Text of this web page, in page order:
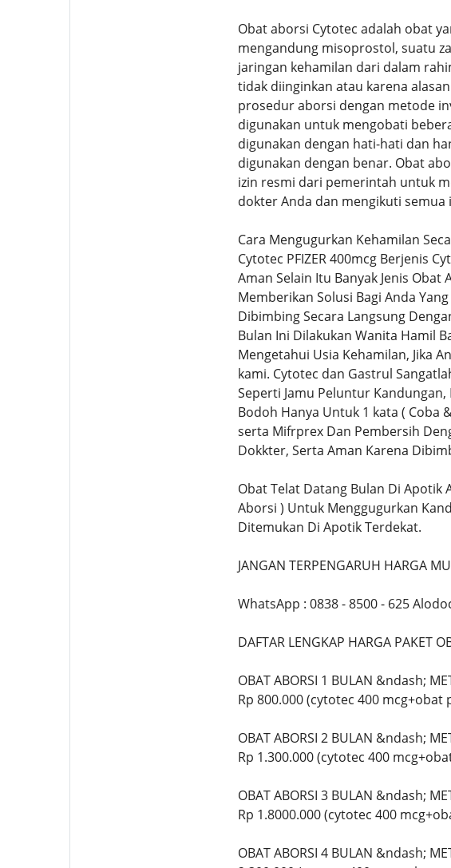
Obat aborsi Cytotec adalah obat
mengandung misoprostol, suatu
jaringan kehamilan dari dalam
tidak diinginkan atau karena
prosedur aborsi dengan metode
digunakan untuk mengobati
digunakan dengan hati-hati dan
digunakan dengan benar. Obat
izin resmi dari pemerintah untuk
dokter Anda dan mengikuti
Cara Mengugurkan Kehamilan
Cytotec PFIZER 400mcg Berjenis
Aman Selain Itu Banyak Jenis
Memberikan Solusi Bagi Anda
Dibimbing Secara Langsung
Bulan Ini Dilakukan Wanita Hamil
Mengetahui Usia Kehamilan, Jika
kami. Cytotec dan Gastrul
Seperti Jamu Peluntur
Bodoh Hanya Untuk 1 kata ( Coba
serta Mifrprex Dan Pembersih
Dokkter, Serta Aman Karena
Obat Telat Datang Bulan Di Apotik
Aborsi ) Untuk Menggugurkan
Ditemukan Di Apotik Terdekat.
JANGAN TERPENGARUH HARGA
WhatsApp : 0838 - 8500 - 625
DAFTAR LENGKAP HARGA PAKET
OBAT ABORSI 1 BULAN &ndash;
Rp 800.000 (cytotec 400
OBAT ABORSI 2 BULAN &ndash;
Rp 1.300.000 (cytotec 400
OBAT ABORSI 3 BULAN &ndash;
Rp 1.8000.000 (cytotec 400
OBAT ABORSI 4 BULAN &ndash;